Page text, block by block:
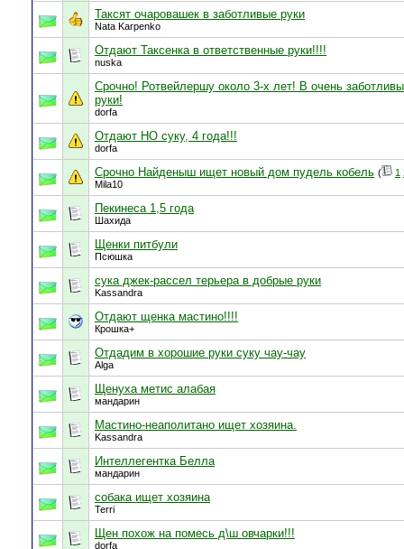
Таксят очаровашек в заботливые руки
Nata Karpenko
Отдают Таксенка в ответственные руки!!!!
nuska
Срочно! Ротвейлершу около 3-х лет! В очень
руки!
dorfa
Отдают НО суку, 4 года!!!
dorfa
Срочно Найденыш ищет новый дом пудель кобель ( 1
Mila10
Пекинеса 1,5 года
Шахида
Щенки питбули
Псюшка
сука джек-рассел терьера в добрые руки
Kassandra
Отдают щенка мастино!!!!
Крошка+
Отдадим в хорошие руки суку чау-чау
Alga
Щенуха метис алабая
мандарин
Мастино-неаполитано ищет хозяина.
Kassandra
Интеллегентка Белла
мандарин
собака ищет хозяина
Terri
Щен похож на помесь д\ш овчарки!!!
dorfa